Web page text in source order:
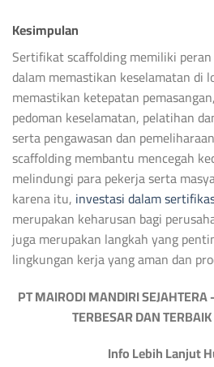
Kesimpulan
Sertifikat scaffolding memiliki
dalam memastikan keselamatan di
memastikan ketepatan
pedoman keselamatan, pelatihan
serta pengawasan dan
scaffolding membantu mencegah
melindungi para pekerja serta
karena itu, investasi dalam
merupakan keharusan bagi
juga merupakan langkah yang
lingkungan kerja yang aman dan
PT MAIRODI MANDIRI SEJAHTERA
TERBESAR DAN
Info Lebih Lanjut